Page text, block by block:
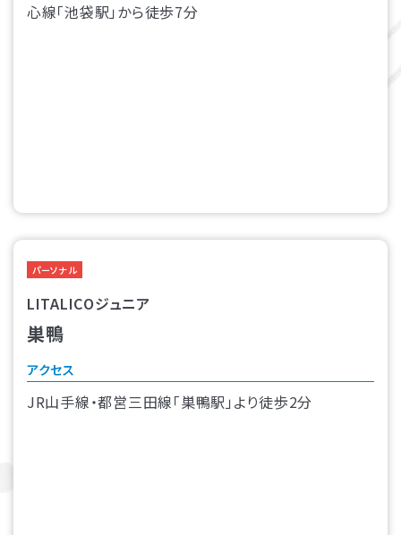
心線「池袋駅」から徒歩7分
パーソナル
LITALICOジュニア
巣鴨
アクセス
JR山手線・都営三田線「巣鴨駅」より徒歩2分